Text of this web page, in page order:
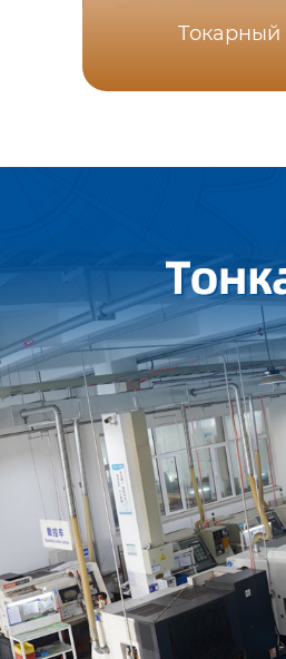
Tокарный